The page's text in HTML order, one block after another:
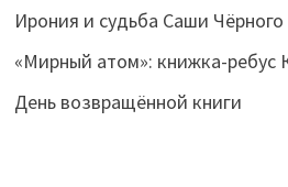
Ирония и судьба Саши Чёрного
«Мирный атом»: книжка-ребус
День возвращённой книги